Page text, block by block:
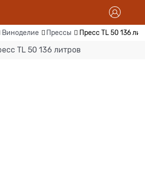
Виноделие Прессы Пресс TL 50 136
TL 50 136 литров